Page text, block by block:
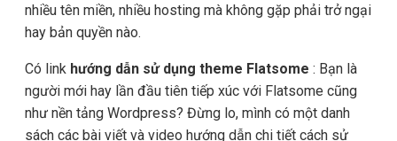
nhiều tên miền, nhiều hosting mà không gặp phải trở ngại
hay bản quyền nào.
Có link hướng dẫn sử dụng theme Flatsome : Bạn là
người mới hay lần đầu tiên tiếp xúc với Flatsome cũng
như nền tảng Wordpress? Đừng lo, mình có một danh
sách các bài viết và video hướng dẫn chi tiết cách sử